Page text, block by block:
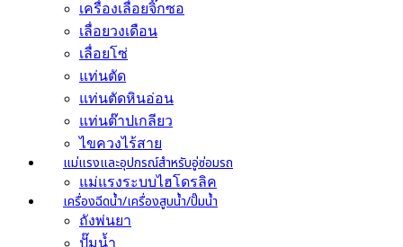
เครื่องเลื่อยจิ๊กซอ
เลื่อยวงเดือน
เลื่อยโซ่
แท่นตัด
แท่นตัดหินอ่อน
แท่นต๊าปเกลียว
ไขควงไร้สาย
แม่แรงและอุปกรณ์สำหรับอู่ซ่อมรถ
แม่แรงระบบไฮโดรลิค
เครื่องฉีดน้ำ/เครื่องสูบน้ำ/ปั๊มน้ำ
ถังพ่นยา
ปั๊มน้ำ